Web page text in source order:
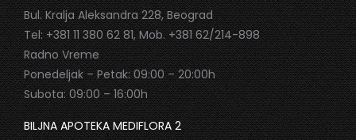
Bul. Kralja Aleksandra 228, Beograd
Tel: +381 11 380 62 81, Mob. +381 62/214-898
Radno Vreme
Ponedeljak – Petak: 09:00 – 20:00h
Subota: 09:00 – 16:00h
BILJNA APOTEKA MEDIFLORA 2